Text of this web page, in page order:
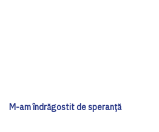
M-am îndrăgostit de speranță